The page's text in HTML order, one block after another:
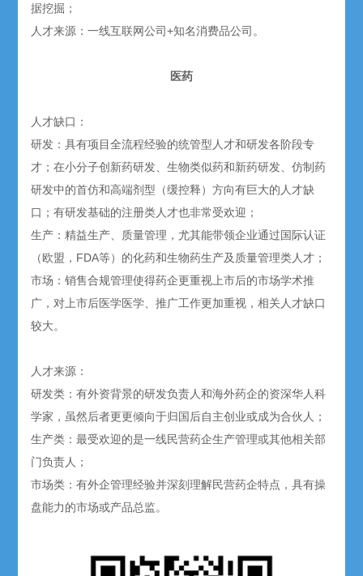
据挖掘；
人才来源：一线互联网公司+知名消费品公司。
医药
人才缺口：
研发：具有项目全流程经验的统管型人才和研发各阶段专
才；在小分子创新药研发、生物类似药和新药研发、仿制药
研发中的首仿和高端剂型（缓控释）方向有巨大的人才缺
口；有研发基础的注册类人才也非常受欢迎；
生产：精益生产、质量管理，尤其能带领企业通过国际认证
（欧盟，FDA等）的化药和生物药生产及质量管理类人才；
市场：销售合规管理使得药企更重视上市后的市场学术推
广，对上市后医学医学、推广工作更加重视，相关人才缺口
较大。
人才来源：
研发类：有外资背景的研发负责人和海外药企的资深华人科
学家，虽然后者更更倾向于归国后自主创业或成为合伙人；
生产类：最受欢迎的是一线民营药企生产管理或其他相关部
门负责人；
市场类：有外企管理经验并深刻理解民营药企特点，具有操
盘能力的市场或产品总监。